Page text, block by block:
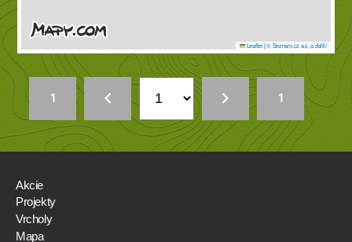
Leaflet|© Seznam.cz a.s. a další
1 1
Akcie
Projekty
Vrcholy
Mapa